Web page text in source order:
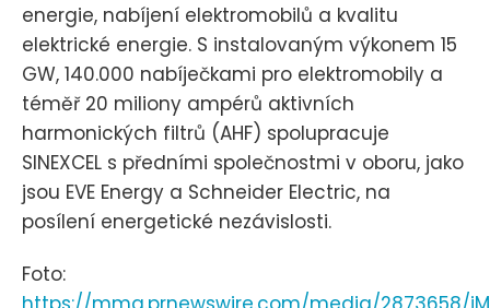
energie, nabíjení elektromobilů a kvalitu
elektrické energie. S instalovaným výkonem 15
GW, 140.000 nabíječkami pro elektromobily a
téměř 20 miliony ampérů aktivních
harmonických filtrů (AHF) spolupracuje
SINEXCEL s předními společnostmi v oboru, jako
jsou EVE Energy a Schneider Electric, na
posílení energetické nezávislosti.
Foto: